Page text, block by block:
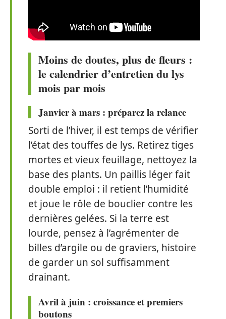
Moins de doutes, plus de fleurs :
le calendrier d’entretien du lys
mois par mois
Janvier à mars : préparez la relance
Sorti de l’hiver, il est temps de vérifier
l’état des touffes de lys. Retirez tiges
mortes et vieux feuillage, nettoyez la
base des plants. Un paillis léger fait
double emploi : il retient l’humidité
et joue le rôle de bouclier contre les
dernières gelées. Si la terre est
lourde, pensez à l’agrémenter de
billes d’argile ou de graviers, histoire
de garder un sol suffisamment
drainant.
Avril à juin : croissance et premiers
boutons